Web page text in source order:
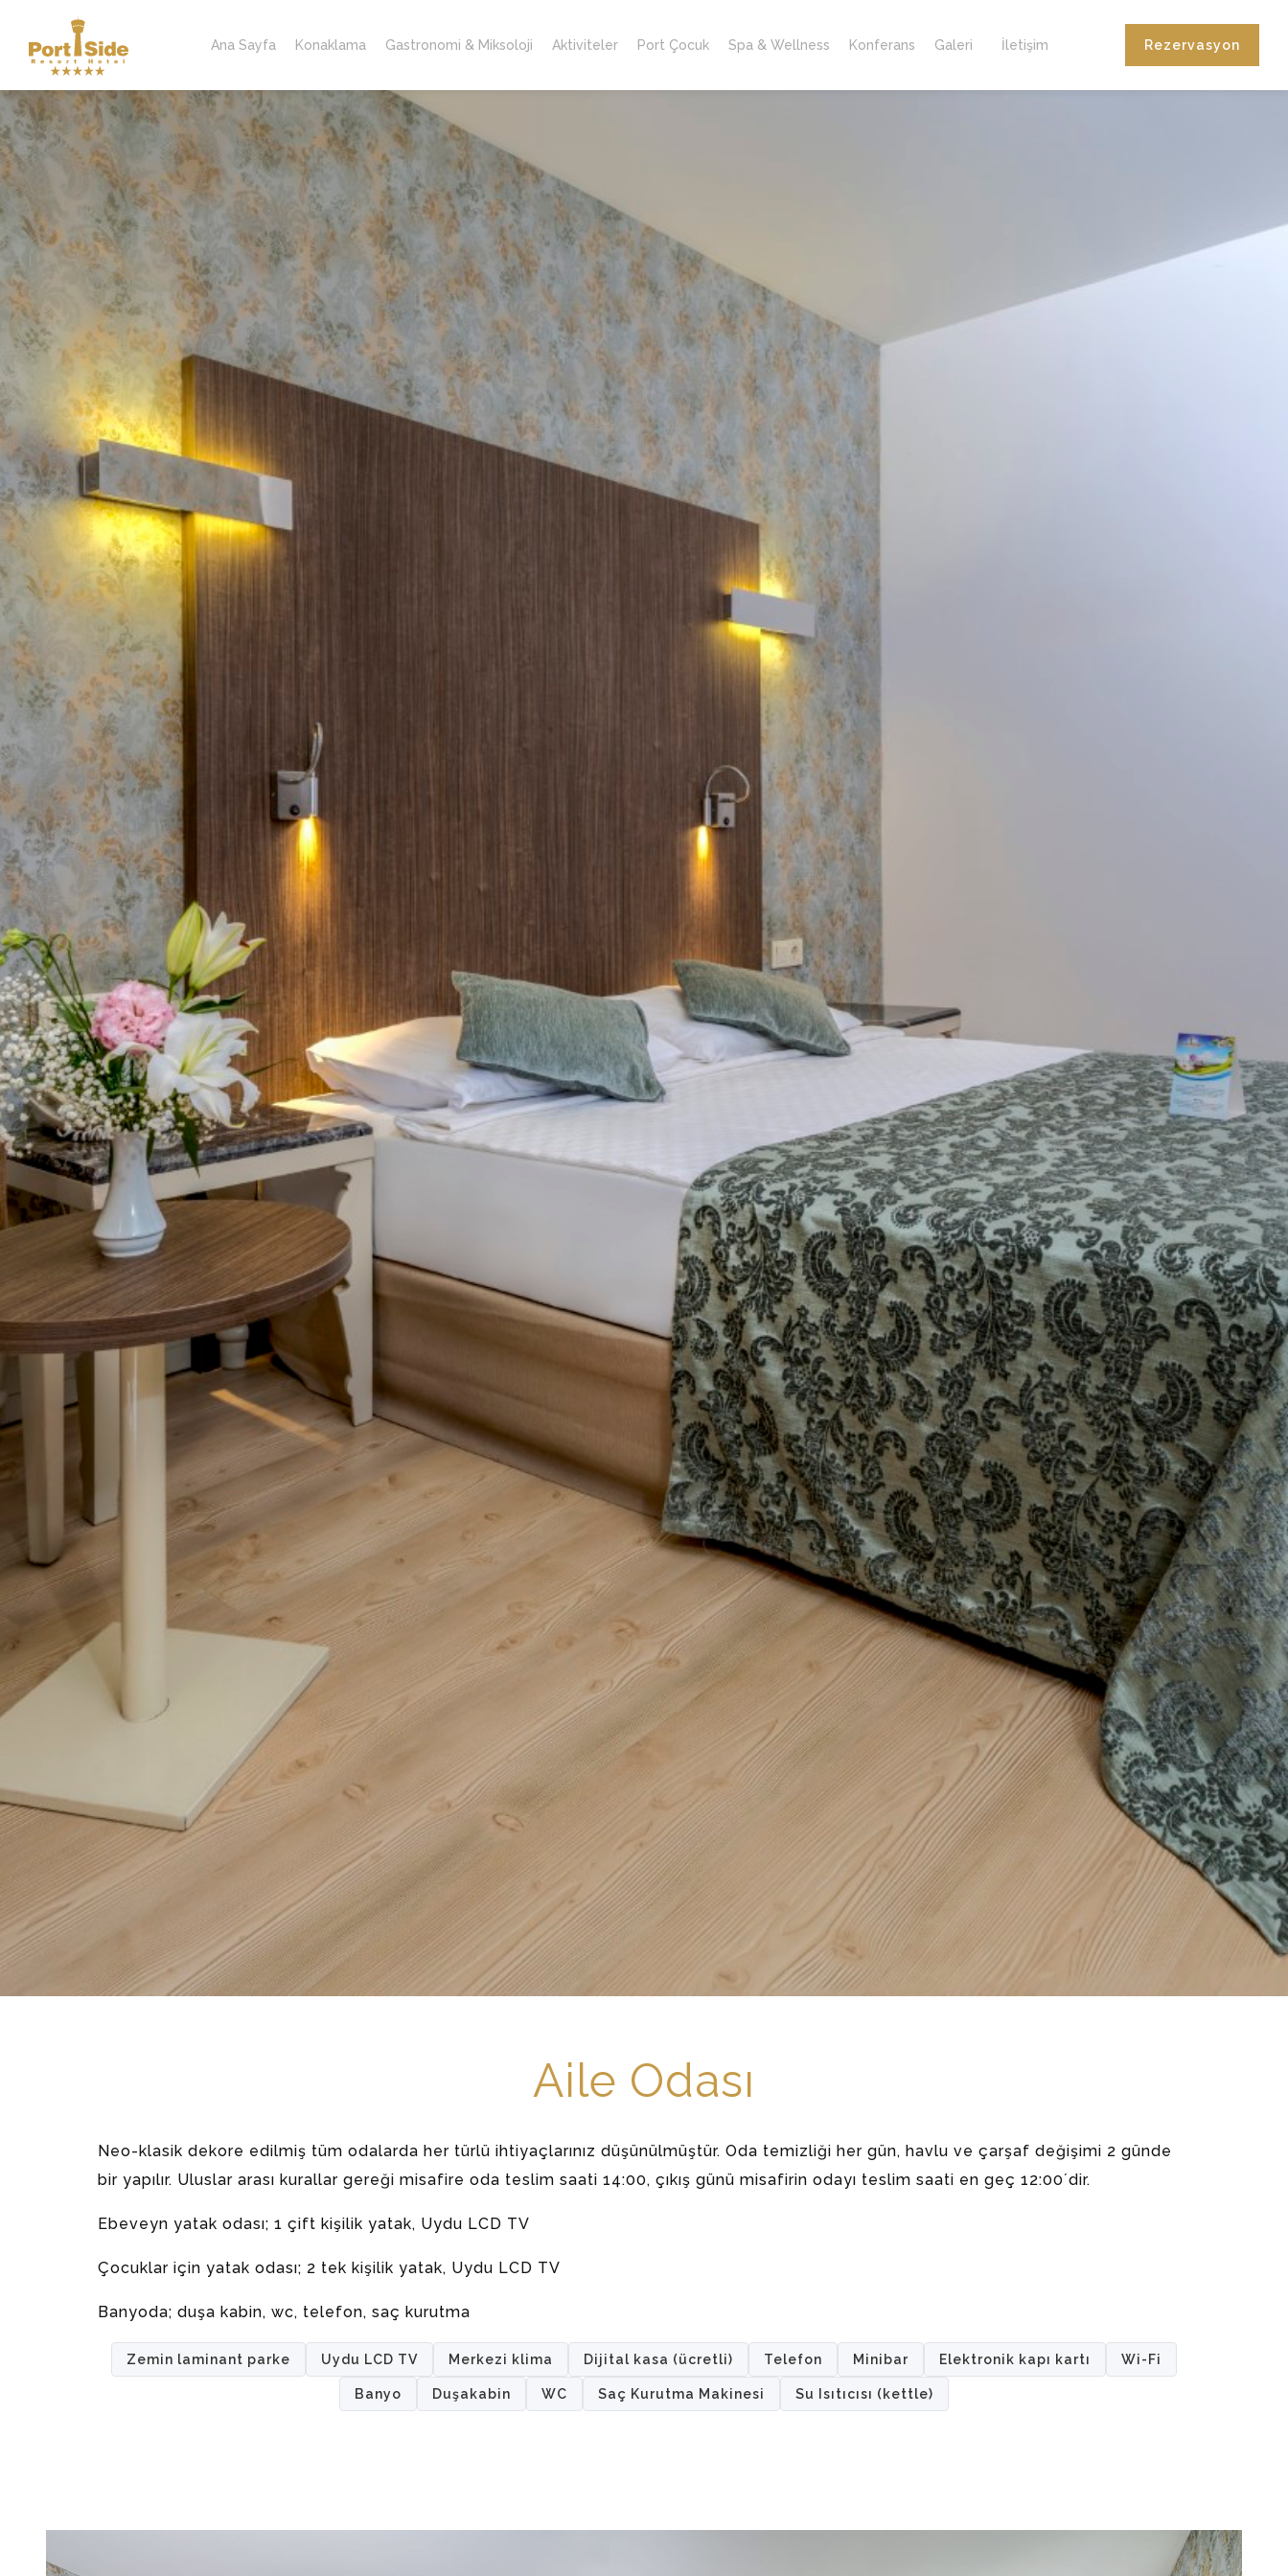
Ana Sayfa Konaklama Gastronomi & Miksoloji Aktiviteler Port Çocuk Spa & Wellness Konferans Galeri İletişim Rezervasyon
Aile Odası
Neo-klasik dekore edilmiş tüm odalarda her türlü ihtiyaçlarınız düşünülmüştür. Oda temizliği her gün, havlu ve çarşaf değişimi 2 günde
bir yapılır. Uluslar arası kurallar gereği misafire oda teslim saati 14:00, çıkış günü misafirin odayı teslim saati en geç 12:00´dir.
Ebeveyn yatak odası; 1 çift kişilik yatak, Uydu LCD TV
Çocuklar için yatak odası; 2 tek kişilik yatak, Uydu LCD TV
Banyoda; duşa kabin, wc, telefon, saç kurutma
Zemin laminant parke Uydu LCD TV Merkezi klima Dijital kasa (ücretli) Telefon Minibar Elektronik kapı kartı Wi-Fi
Banyo Duşakabin WC Saç Kurutma Makinesi Su Isıtıcısı (kettle)